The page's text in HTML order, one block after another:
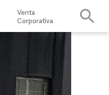
Venta
Corporativa